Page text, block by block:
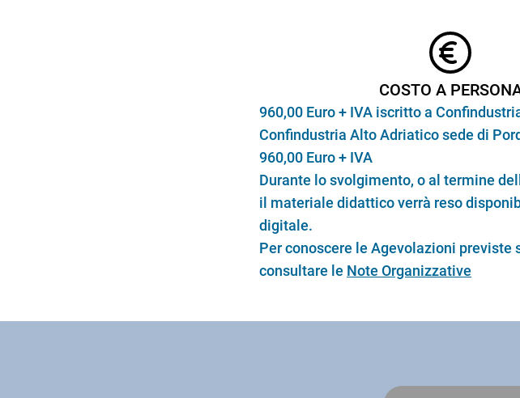
COSTO A
960,00 Euro + IVA iscritto a
Confindustria Alto Adriatico sede di
960,00 Euro + IVA
Durante lo svolgimento, o al termine
il materiale didattico verrà reso
digitale.
Per conoscere le Agevolazioni previste
consultare le Note Organizzative